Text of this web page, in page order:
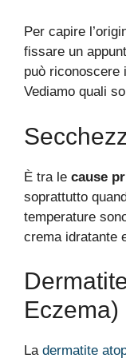
Per capire
fissare un
può riconoscere
Vediamo quali
È tra le cause
soprattutto
temperature
crema idratante
Eczema)
La dermatite